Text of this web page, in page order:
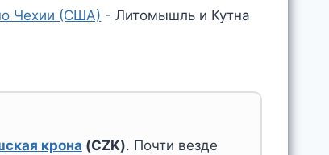
Чехии (США) -Литомышль и Кутна
крона (CZK). Почти везде